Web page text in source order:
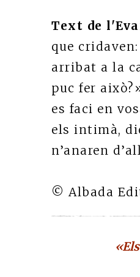
Text de
que
arribat a la
puc fer
es faci en
els intimà,
n’anaren
© Albada